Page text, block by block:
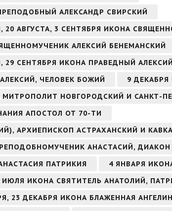
АЛЕКСАНДР СВИРСКИЙ
20 АВГУСТА, 3 СЕНТЯБРЯ ИКОНА
АЛЕКСИЙ БЕНЕМАНСКИЙ
29 СЕНТЯБРЯ ИКОНА ПРАВЕДНЫЙ
ЧЕЛОВЕК БОЖИЙ
9
НОВГОРОДСКИЙ И САНКТ-
АПОСТОЛ ОТ 70-ТИ
АРХИЕПИСКОП АСТРАХАНСКИЙ И
АНАСТАСИЙ, ДИАКОН
ПАТРИКИЯ
4 ЯНВАРЯ
ИЮЛЯ ИКОНА СВЯТИТЕЛЬ АНАТОЛИЙ,
23 ДЕКАБРЯ ИКОНА БЛАЖЕННАЯ